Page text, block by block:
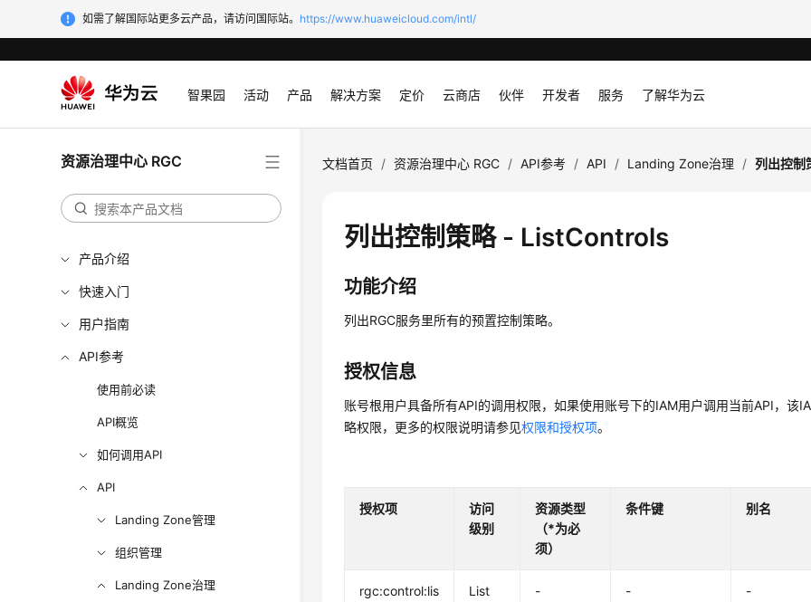
如需了解国际站更多云产品，请访问国际站。 https://www.huaweicloud.com/intl/
智果园 活动 产品 解决方案 定价 云商店 伙伴 开发者 服务 了解华为云
资源治理中心 RGC
产品介绍
快速入门
用户指南
API参考
使用前必读
API概览
如何调用API
API
Landing Zone管理
组织管理
Landing Zone治理
文档首页 / 资源治理中心 RGC / API参考 / API / Landing Zone治理 / 列出控
列出控制策略 - ListControls
功能介绍
列出RGC服务里所有的预置控制策略。
授权信息
账号根用户具备所有API的调用权限，如果使用账号下的IAM用户调用当前API，该
略权限，更多的权限说明请参见权限和授权项。
授权项
访问
级别
资源类型
（*为必
须）
条件键 别名
rgc:control:lis
List - - -